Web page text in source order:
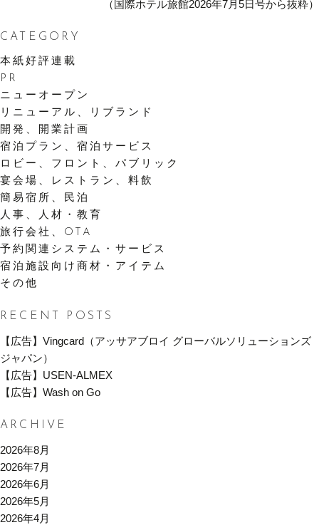
（国際ホテル旅館2026年7月5日号から抜粋）
CATEGORY
本紙好評連載
PR
ニューオープン
リニューアル、リブランド
開発、開業計画
宿泊プラン、宿泊サービス
ロビー、フロント、パブリック
宴会場、レストラン、料飲
簡易宿所、民泊
人事、人材・教育
旅行会社、OTA
予約関連システム・サービス
宿泊施設向け商材・アイテム
その他
RECENT POSTS
【広告】Vingcard（アッサアブロイ グローバルソリューションズ
ジャパン）
【広告】USEN-ALMEX
【広告】Wash on Go
ARCHIVE
2026年8月
2026年7月
2026年6月
2026年5月
2026年4月